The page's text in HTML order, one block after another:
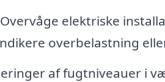
Overvåge elektriske
overbelastning
af fugtniveauer i